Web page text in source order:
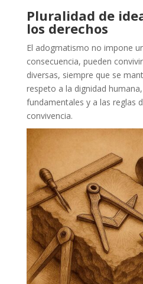
Pluralidad de
los derechos
El adogmatismo no impone
consecuencia, pueden
diversas, siempre que se
respeto a la dignidad
fundamentales y a las reglas
convivencia.